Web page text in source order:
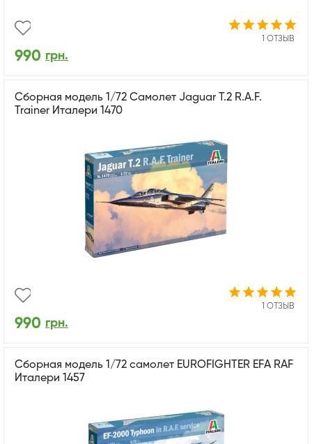
1 ОТЗЫВ
990 грн.
Cборная модель 1/72 Самолет Jaguar T.2 R.A.F.
Trainer Италери 1470
1 ОТЗЫВ
990 грн.
Сборная модель 1/72 самолет EUROFIGHTER EFA RAF
Италери 1457